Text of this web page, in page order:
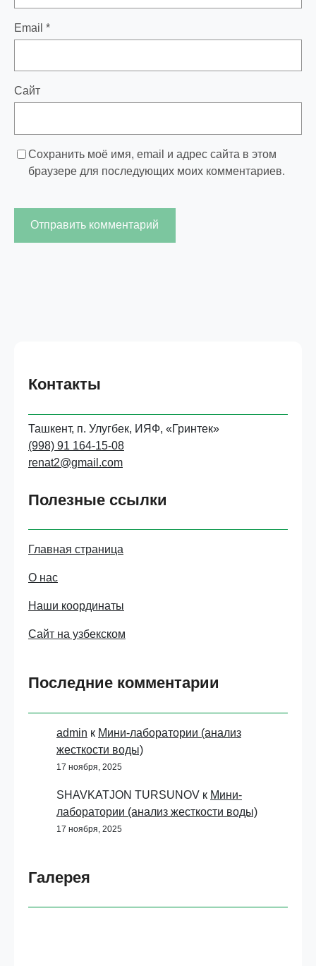
Email *
Сайт
Сохранить моё имя, email и адрес сайта в этом
браузере для последующих моих комментариев.
Контакты
Ташкент, п. Улугбек, ИЯФ, «Гринтек»
(998) 91 164-15-08
renat2@gmail.com
Полезные ссылки
Главная страница
О нас
Наши координаты
Сайт на узбекском
Последние комментарии
admin к Мини-лаборатории (анализ
жесткости воды)
17 ноября, 2025
SHAVKATJON TURSUNOV к Мини-
лаборатории (анализ жесткости воды)
17 ноября, 2025
Галерея